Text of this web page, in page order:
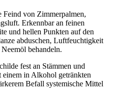
Feind von Zimmerpalmen,
Erkennbar an feinen
und hellen Punkten auf den
abduschen, Luftfeuchtigkeit
behandeln.
fest an Stämmen und
einem in Alkohol getränkten
Befall systemische Mittel